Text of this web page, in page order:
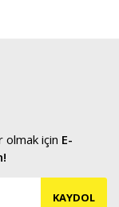
olmak için E-
KAYDOL